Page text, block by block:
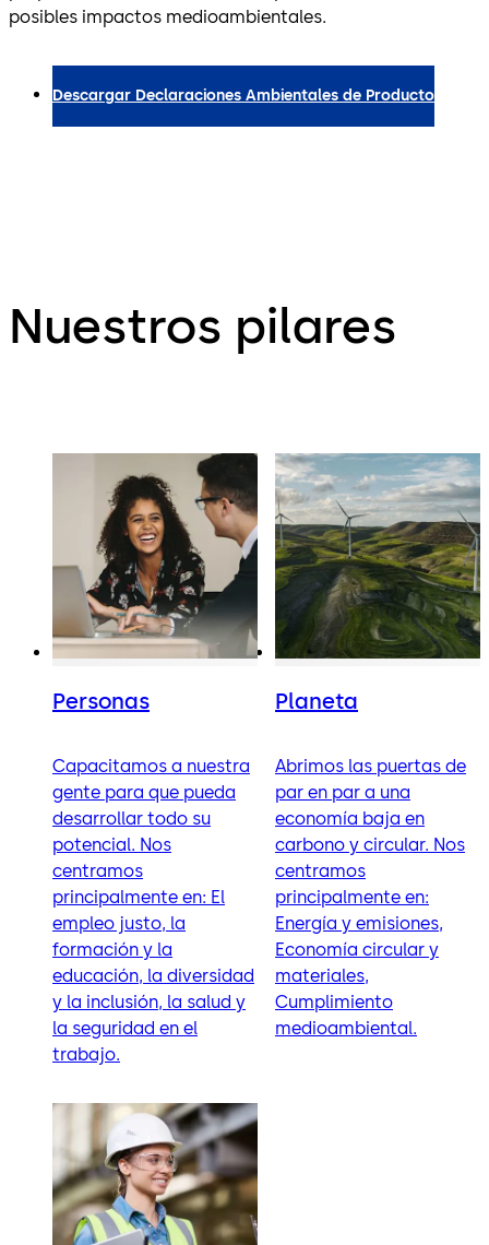
posibles impactos medioambientales.
Descargar Declaraciones Ambientales de Producto
Nuestros pilares
Personas
Capacitamos a nuestra
gente para que pueda
desarrollar todo su
potencial. Nos
centramos
principalmente en: El
empleo justo, la
formación y la
educación, la diversidad
y la inclusión, la salud y
la seguridad en el
trabajo.
Planeta
Abrimos las puertas de
par en par a una
economía baja en
carbono y circular. Nos
centramos
principalmente en:
Energía y emisiones,
Economía circular y
materiales,
Cumplimiento
medioambiental.